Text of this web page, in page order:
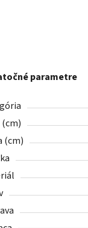
parametre
(cm)
(cm)